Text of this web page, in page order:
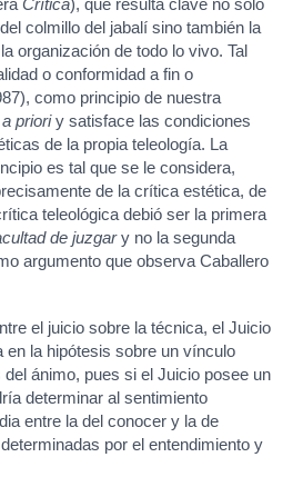
Crítica), que resulta clave no solo
colmillo del jabalí sino también la
organización de todo lo vivo. Tal
o conformidad a fin o
como principio de nuestra
a prioriy satisface las condiciones
de la propia teleología. La
es tal que se le considera,
de la crítica estética, de
teleológica debió ser la primera
de juzgary no la segunda
argumento que observa Caballero
el juicio sobre la técnica, el Juicio
la hipótesis sobre un vínculo
ánimo, pues si el Juicio posee un
determinar al sentimiento
entre la del conocer y la de
por el entendimiento y